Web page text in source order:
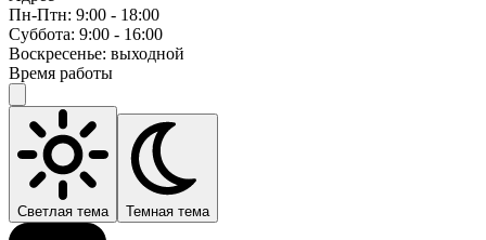
Пн-Птн: 9:00 - 18:00
Суббота: 9:00 - 16:00
Воскресенье: выходной
Время работы
Светлая тема Темная тема